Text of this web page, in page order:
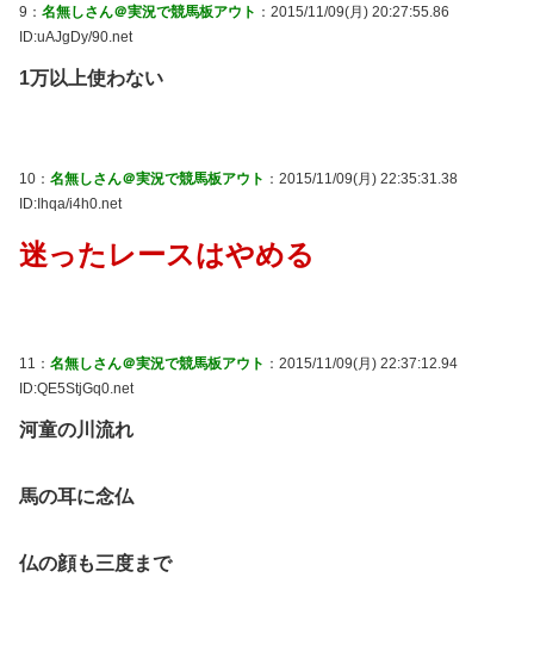
9： 名無しさん＠実況で競馬板アウト ：2015/11/09(月) 20:27:55.86
ID:uAJgDy/90.net
1万以上使わない
10： 名無しさん＠実況で競馬板アウト ：2015/11/09(月) 22:35:31.38
ID:Ihqa/i4h0.net
迷ったレースはやめる
11： 名無しさん＠実況で競馬板アウト ：2015/11/09(月) 22:37:12.94
ID:QE5StjGq0.net
河童の川流れ
馬の耳に念仏
仏の顔も三度まで